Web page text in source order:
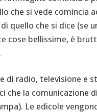
che si vede comincia
quello che si dice (se
cose bellissime, è
di radio, televisione e
che la comunicazione
Le edicole